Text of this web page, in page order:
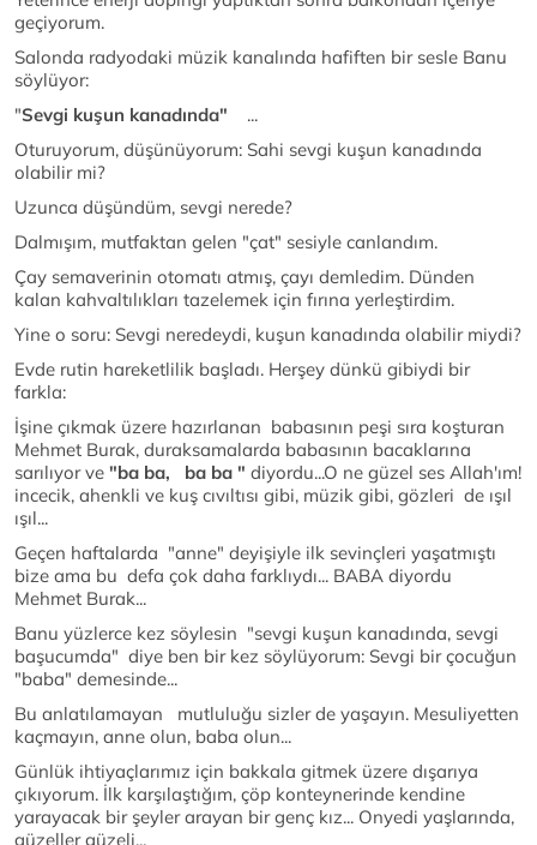
geçiyorum.
Salonda radyodaki müzik kanalında hafiften bir sesle Banu
söylüyor:
"Sevgi kuşun kanadında" ...
Oturuyorum, düşünüyorum: Sahi sevgi kuşun kanadında
olabilir mi?
Uzunca düşündüm, sevgi nerede?
Dalmışım, mutfaktan gelen "çat" sesiyle canlandım.
Çay semaverinin otomatı atmış, çayı demledim. Dünden
kalan kahvaltılıkları tazelemek için fırına yerleştirdim.
Yine o soru: Sevgi neredeydi, kuşun kanadında olabilir miydi?
Evde rutin hareketlilik başladı. Herşey dünkü gibiydi bir
farkla:
İşine çıkmak üzere hazırlanan babasının peşi sıra koşturan
Mehmet Burak, duraksamalarda babasının bacaklarına
sarılıyor ve "ba ba, ba ba " diyordu...O ne güzel ses Allah'ım!
incecik, ahenkli ve kuş cıvıltısı gibi, müzik gibi, gözleri de ışıl
ışıl...
Geçen haftalarda "anne" deyişiyle ilk sevinçleri yaşatmıştı
bize ama bu defa çok daha farklıydı... BABA diyordu
Mehmet Burak...
Banu yüzlerce kez söylesin "sevgi kuşun kanadında, sevgi
başucumda" diye ben bir kez söylüyorum: Sevgi bir çocuğun
"baba" demesinde...
Bu anlatılamayan mutluluğu sizler de yaşayın. Mesuliyetten
kaçmayın, anne olun, baba olun...
Günlük ihtiyaçlarımız için bakkala gitmek üzere dışarıya
çıkıyorum. İlk karşılaştığım, çöp konteynerinde kendine
yarayacak bir şeyler arayan bir genç kız... Onyedi yaşlarında,
güzeller güzeli...